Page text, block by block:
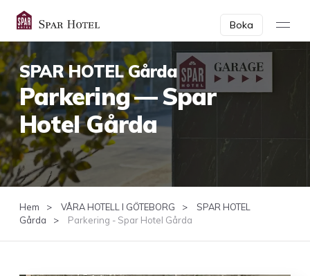
Boka
SPAR HOTEL Gårda
Park­er­ing — Spar
Hotel Gårda
Hem VÅRA HOTELL I GÖTEBORG
SPAR HOTEL
Gårda
Parkering - Spar Hotel Gårda